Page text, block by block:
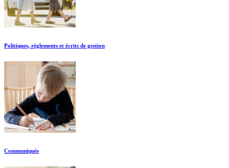
Politiques, règlements et écrits de gestion
Communiqués